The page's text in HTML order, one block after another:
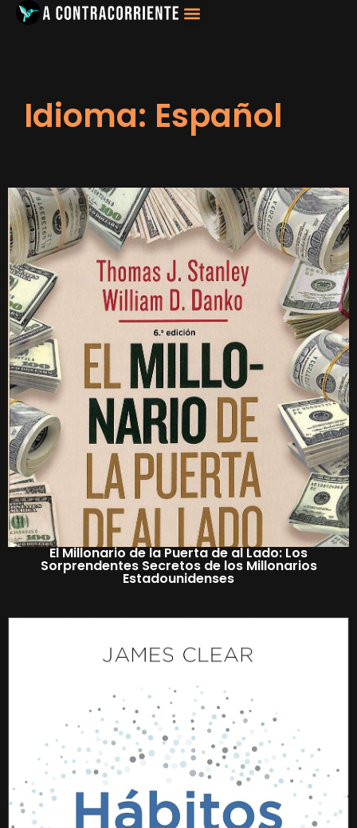
Idioma: Español
El Millonario de la Puerta de al Lado: Los
Sorprendentes Secretos de los Millonarios
Estadounidenses